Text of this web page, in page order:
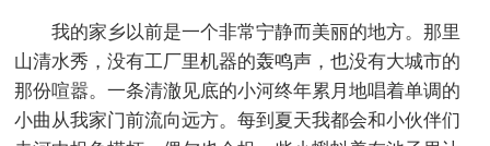
我的家乡以前是一个非常宁静而美丽的地方。那里
山清水秀，没有工厂里机器的轰鸣声，也没有大城市的
那份喧嚣。一条清澈见底的小河终年累月地唱着单调的
小曲从我家门前流向远方。每到夏天我都会和小伙伴们